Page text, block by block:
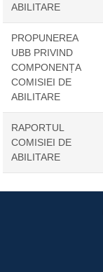
ABILITARE
PROPUNEREA
UBB PRIVIND
COMPONENȚA
COMISIEI DE
ABILITARE
RAPORTUL
COMISIEI DE
ABILITARE